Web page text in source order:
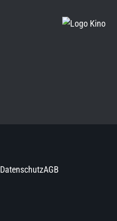
DatenschutzAGB